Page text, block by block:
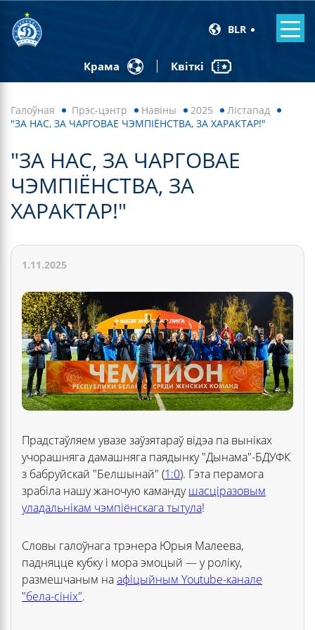
BLR
Крама Квіткі
Галоўная Прэс-цэнтр Навiны 2025
Лістапад
"ЗА НАС, ЗА ЧАРГОВАЕ ЧЭМПІЁНСТВА, ЗА ХАРАКТАР!"
"ЗА НАС, ЗА ЧАРГОВАЕ
ЧЭМПІЁНСТВА, ЗА
ХАРАКТАР!"
1.11.2025
Прадстаўляем увазе заўзятараў відэа па выніках
учорашняга дамашняга паядынку "Дынама"-БДУФК
з бабруйскай "Белшынай" (1:0). Гэта перамога
зрабіла нашу жаночую камандушасціразовым
уладальнікам чэмпіёнскага тытула!
Словы галоўнага трэнера Юрыя Малеева,
падняцце кубку і мора эмоцый — у роліку,
размешчаным наафіцыйным Youtube-канале
"бела-сініх".